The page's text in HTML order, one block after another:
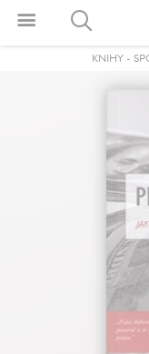
KNIHY-